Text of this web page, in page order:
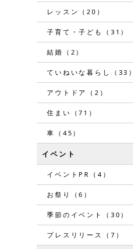
レッスン（20）
子育て・子ども（31）
結婚（2）
ていねいな暮らし（33）
アウトドア（2）
住まい（71）
車（45）
イベント
イベントPR（4）
お祭り（6）
季節のイベント（30）
プレスリリース（7）